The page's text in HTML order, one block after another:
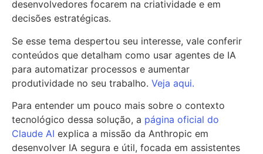
desenvolvedores focarem na criatividade e em
decisões estratégicas.
Se esse tema despertou seu interesse, vale conferir
conteúdos que detalham como usar agentes de IA
para automatizar processos e aumentar
produtividade no seu trabalho. Veja aqui.
Para entender um pouco mais sobre o contexto
tecnológico dessa solução, a página oficial do
Claude AI explica a missão da Anthropic em
desenvolver IA segura e útil, focada em assistentes